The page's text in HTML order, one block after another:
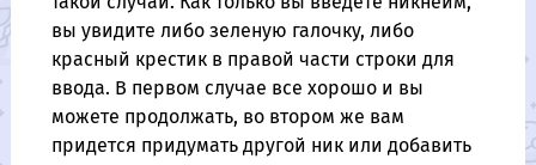
вы увидите либо зеленую галочку, либо
красный крестик в правой части строки для
ввода. В первом случае все хорошо и вы
можете продолжать, во втором же вам
придется придумать другой ник или добавить